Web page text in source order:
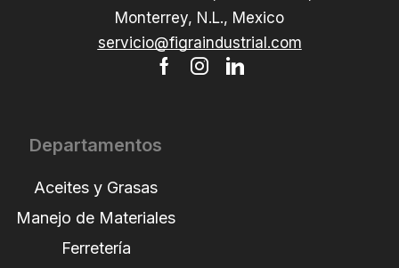
Monterrey, N.L., Mexico
servicio@figraindustrial.com
Departamentos
Aceites y Grasas
Manejo de Materiales
Ferretería